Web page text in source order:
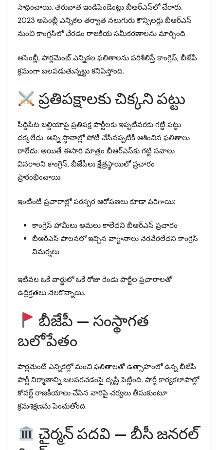
సాధించాయి. తరువాత ఇండిపెండెంట్లు బీఆర్ఎస్‌లో చేరారు.
2023 అసెంబ్లీ ఎన్నికల తర్వాత నలుగురు కౌన్సిలర్లు బీఆర్ఎస్
నుంచి కాంగ్రెస్‌లో చేరడం రాజకీయ సమీకరణాలను మార్చింది.
అసెంబ్లీ, పార్లమెంట్ ఎన్నికల ఫలితాలను పరిశీలిస్తే కాంగ్రెస్, బీజేపీ
క్రమంగా బలపడుతున్నట్టు కనిపిస్తోంది.
ప్రతిపక్షాలకు చిక్కని పట్టు
సిద్దిపేట బల్దియాపై ప్రతిపక్ష పార్టీలకు ఇప్పటివరకు గట్టి పట్టు
దక్కలేదు. అన్ని స్థానాల్లో పోటీ చేసినప్పటికీ ఆశించిన ఫలితాలు
రాలేదు. అయితే ఈసారి మాత్రం బీఆర్ఎస్‌కు గట్టి సవాలు
విసరాలని కాంగ్రెస్, బీజేపీలు క్షేత్రస్థాయిలో ప్రచారం
ప్రారంభించాయి.
ఇంటింటి ప్రచారాల్లో పరస్పర ఆరోపణలు కూడా పెరిగాయి:
కాంగ్రెస్ హామీలు అమలు కాలేదని బీఆర్ఎస్ ప్రచారం
బీఆర్ఎస్ పాలనలో ఇచ్చిన వాగ్దానాలు నెరవేరలేదని కాంగ్రెస్
విమర్శలు
ఇటీవల ఒకే వార్డులో ఒకే రోజు రెండు పార్టీల ప్రచారాలతో
ఉద్రిక్తతలు నెలకొన్నాయి.
బీజేపీ — సంస్థాగత
బలోపేతం
పార్లమెంట్ ఎన్నికల్లో మంచి ఫలితాలతో ఉత్సాహంలో ఉన్న బీజేపీ
పార్టీ నిర్మాణాన్ని బలపరచడంపై దృష్టి పెట్టింది. పార్టీ కార్యకలాపాల్లో
కోవర్ట్ రాజకీయాలు చేసిన వారిపై చర్యలు తీసుకుంటూ
క్రమశిక్షణను పెంచుతోంది.
చైర్మన్ పదవి — బీసీ జనరల్